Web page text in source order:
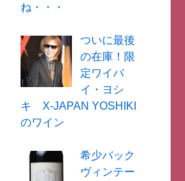
ね・・・
ついに最後
の在庫！限
定ワイバ
イ・ヨシ
キ X-JAPAN YOSHIKI
のワイン
希少バック
ヴィンテー